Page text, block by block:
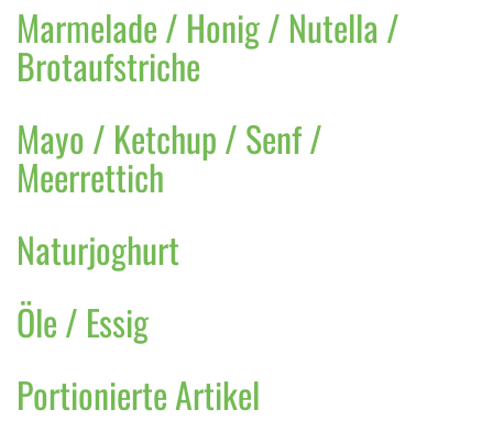
Marmelade / Honig / Nutella /
Brotaufstriche
Mayo / Ketchup / Senf /
Meerrettich
Naturjoghurt
Öle / Essig
Portionierte Artikel